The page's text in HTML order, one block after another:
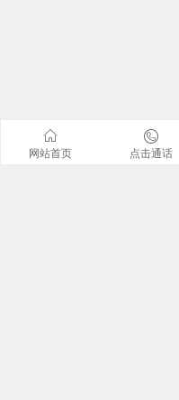
网站首页 点击通话